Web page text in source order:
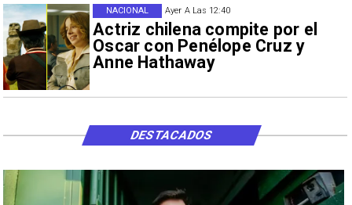
Ayer A Las 12:40
Actriz chilena compite por el
Oscar con Penélope Cruz y
Anne Hathaway
NACIONAL
DESTACADOS